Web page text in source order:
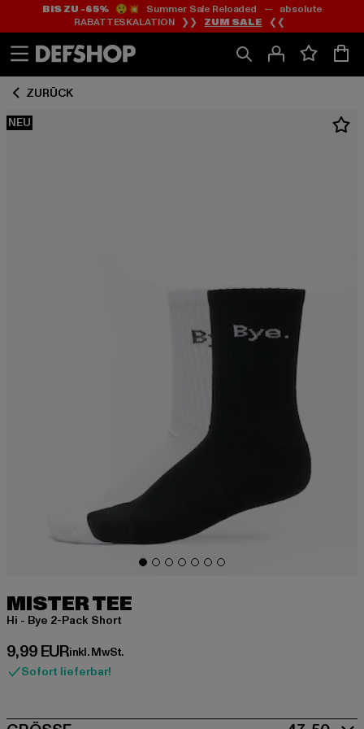
Zum
Inhalt
springen
Zum
Fußzeile
springen
BIS ZU -65%😲💥 Summer Sale Reloaded — absolute
RABATTESKALATION ❯❯ ZUM SALE ❮❮
ZURÜCK
NEU
MISTER TEE
Hi - Bye 2-Pack Short
9,99 EUR
Derzeitiger Preis: 9,99 EUR
inkl. MwSt.
Sofort lieferbar!